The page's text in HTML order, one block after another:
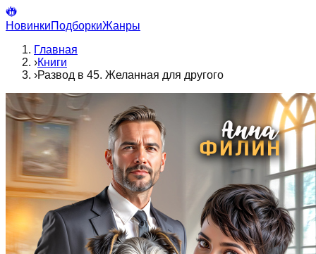
НовинкиПодборкиЖанры
Главная
›Книги
›Развод в 45. Желанная для другого